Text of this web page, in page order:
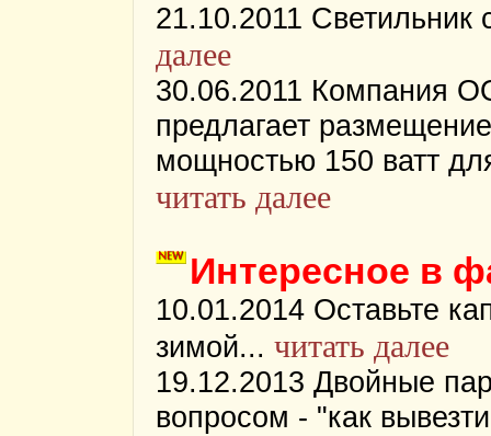
21.10.2011
далее
30.06.2011 Компания
предлагает
мощностью 150 ватт
читать далее
Интересное в
10.01.2014 Оставьте
зимой... читать далее
19.12.2013 Двойные
вопросом - "как